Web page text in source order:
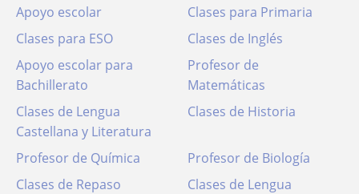
Apoyo escolar
Clases para Primaria
Clases para ESO
Clases de Inglés
Apoyo escolar para
Bachillerato
Profesor de
Matemáticas
Clases de Lengua
Castellana y Literatura
Clases de Historia
Profesor de Química
Profesor de Biología
Clases de Repaso
Clases de Lengua